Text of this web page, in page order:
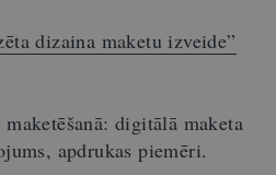
dizaina maketu izveide”
digitālā maketa
apdrukas piemēri.